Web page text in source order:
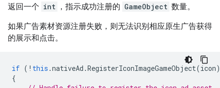
返回一个 int ，指示成功注册的 GameObject 数量。
如果广告素材资源注册失败，则无法识别相应原生广告获得
的展示和点击。
if ( ! this .nativeAd .RegisterIconImageGameObject(icon
{